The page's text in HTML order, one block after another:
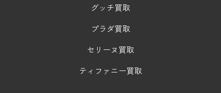
グッチ買取
プラダ買取
セリーヌ買取
ティファニー買取